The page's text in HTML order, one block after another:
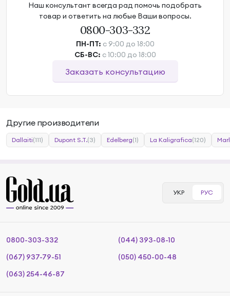
Наш консультант всегда рад помочь подобрать
товар и ответить на любые Ваши вопросы.
0800-303-332
ПН-ПТ: с 9:00 до 18:00
СБ-ВС: с 10:00 до 18:00
Заказать консультацию
Другие производители
Dallaiti(111) Dupont S.T.(3) Edelberg(1) La Kaligrafica(120)
УКР РУС
0800-303-332
(044) 393-08-10
(067) 937-79-51
(050) 450-00-48
(063) 254-46-87